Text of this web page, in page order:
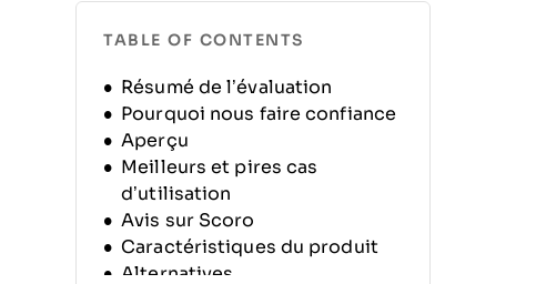
TABLE OF CONTENTS
Résumé de l’évaluation
Pourquoi nous faire confiance
Aperçu
Meilleurs et pires cas
d’utilisation
Avis sur Scoro
Caractéristiques du produit
Alternatives